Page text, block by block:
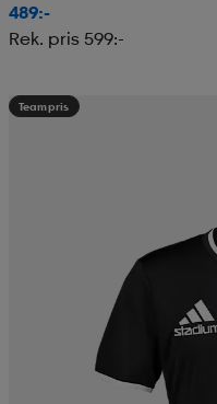
489:-
Rek. pris 599:-
Teampris